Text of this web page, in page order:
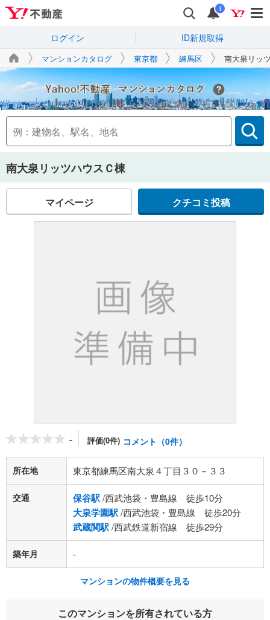
i
ログイン ID新規取得
マンションカタログ 東京都 練馬区 南大泉リッ
Yahoo!不動産
南大泉リッツハウスＣ棟
マイページ クチコミ投稿
- 評価(0件) コメント（0件）
所在地 東京都練馬区南大泉４丁目３０－３３
交通 保谷駅/西武池袋・豊島線 徒歩10分
大泉学園駅/西武池袋・豊島線 徒歩20分
武蔵関駅/西武鉄道新宿線 徒歩29分
築年月 -
マンションの物件概要を見る
このマンションを所有されている方